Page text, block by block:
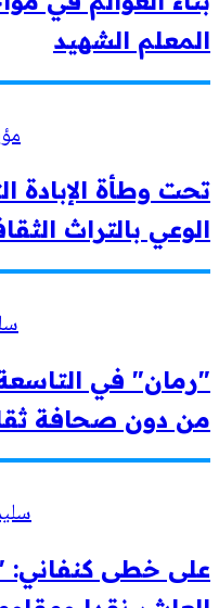
المعلم الشهيد
تحت وطأة الإبادة
الوعي بالتراث
"رمان" في
من دون صحافة
على خطى كنفاني: